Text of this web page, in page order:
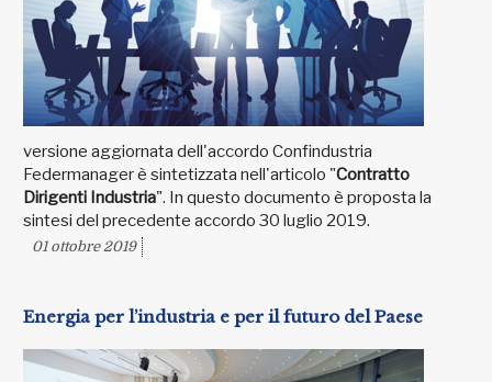
versione aggiornata dell'accordo Confindustria
Federmanager è sintetizzata nell'articolo "Contratto
Dirigenti Industria". In questo documento è proposta la
sintesi del precedente accordo 30 luglio 2019.
01 ottobre 2019
Energia per l’industria e per il futuro del Paese